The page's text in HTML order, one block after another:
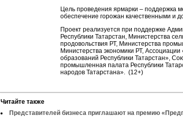
Цель проведения ярмарки – поддержка
обеспечение горожан качественными и
Проект реализуется при поддержке
Республики Татарстан, Министерства
продовольствия РТ, Министерства
Министерства экономики РТ,
образований Республики Татарстан»,
промышленная палата Республики
народов Татарстана». (12+)
Читайте также
Представителей бизнеса приглашают на премию